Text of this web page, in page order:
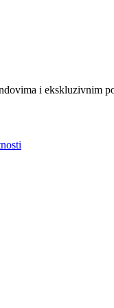
i ekskluzivnim